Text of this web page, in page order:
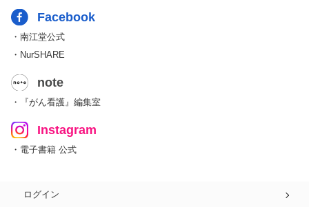
Facebook
・南江堂公式
・NurSHARE
note
・『がん看護』編集室
Instagram
・電子書籍 公式
ログイン